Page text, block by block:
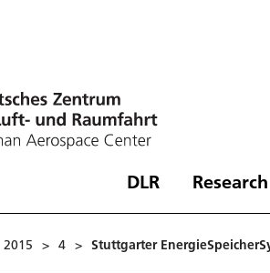
DLR
2015 > 4 > Stuttgarter